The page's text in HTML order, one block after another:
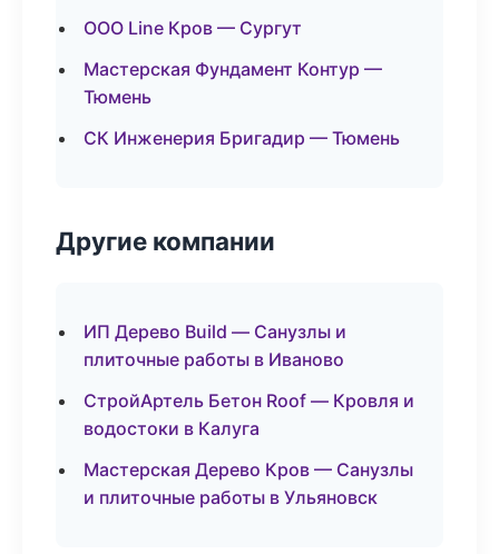
ООО Line Кров — Сургут
Мастерская Фундамент Контур —
Тюмень
СК Инженерия Бригадир — Тюмень
Другие компании
ИП Дерево Build — Санузлы и
плиточные работы в Иваново
СтройАртель Бетон Roof — Кровля и
водостоки в Калуга
Мастерская Дерево Кров — Санузлы
и плиточные работы в Ульяновск